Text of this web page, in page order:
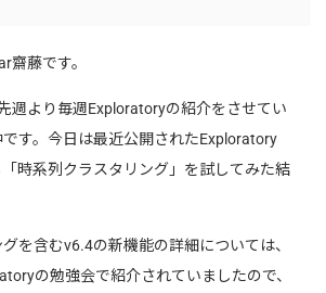
齋藤です。
週より毎週Exploratoryの紹介をさせてい
す。今日は最近公開されたExploratory
時系列クラスタリング」を試してみた結
を含むv6.4の新機能の詳細については、
の勉強会で紹介されていましたので、